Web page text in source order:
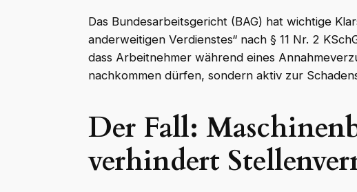
Das Bundesarbeitsgericht (BAG) hat wichtige
anderweitigen Verdienstes“ nach § 11 Nr. 2
dass Arbeitnehmer während eines
nachkommen dürfen, sondern aktiv zur
Der Fall:
verhindert